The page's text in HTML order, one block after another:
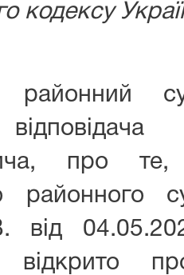
кодексу
районний
про
районного
від
відкрито